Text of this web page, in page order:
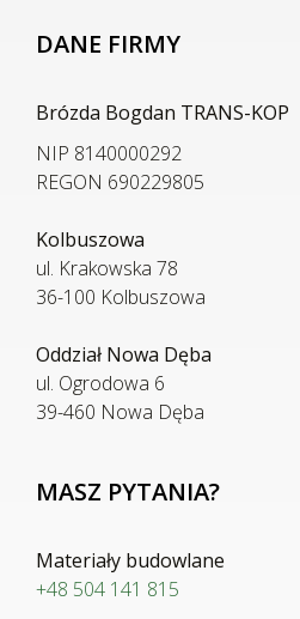
DANE FIRMY
Brózda Bogdan TRANS-KOP
NIP 8140000292
REGON 690229805
Kolbuszowa
ul. Krakowska 78
36-100 Kolbuszowa
Oddział Nowa Dęba
ul. Ogrodowa 6
39-460 Nowa Dęba
MASZ PYTANIA?
Materiały budowlane
+48 504 141 815